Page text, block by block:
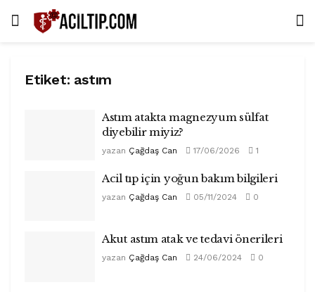
Etiket: astım
Astım atakta magnezyum sülfat
diyebilir miyiz?
yazan Çağdaş Can 17/06/2026 1
Acil tıp için yoğun bakım bilgileri
yazan Çağdaş Can 05/11/2024 0
Akut astım atak ve tedavi önerileri
yazan Çağdaş Can 24/06/2024 0